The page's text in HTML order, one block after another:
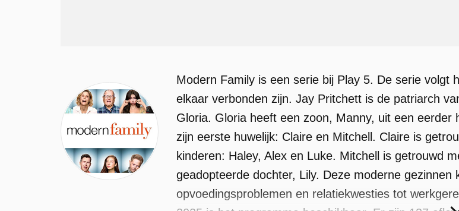
Modern Family is een serie bij Play 5. De serie volgt
elkaar verbonden zijn. Jay Pritchett is de patriarch
Gloria. Gloria heeft een zoon, Manny, uit een
zijn eerste huwelijk: Claire en Mitchell. Claire is
kinderen: Haley, Alex en Luke. Mitchell is getrouwd
geadopteerde dochter, Lily. Deze moderne
opvoedingsproblemen en relatiekwesties tot